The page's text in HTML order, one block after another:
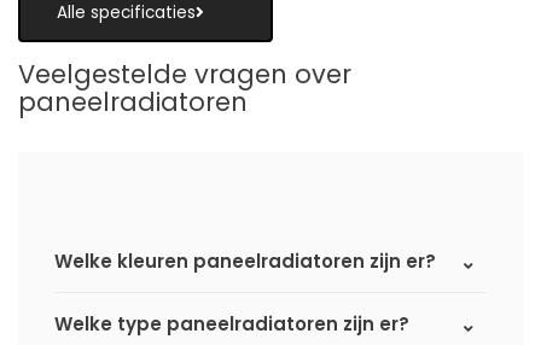
Alle specificaties
Veelgestelde vragen over
paneelradiatoren
Welke kleuren paneelradiatoren zijn er?
Welke type paneelradiatoren zijn er?